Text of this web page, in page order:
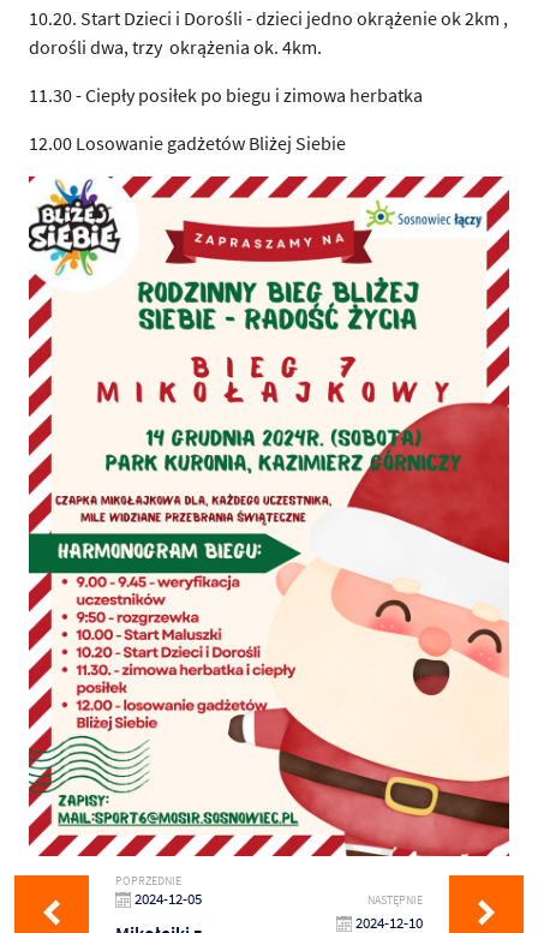
10.20. Start Dzieci i Dorośli - dzieci jedno okrążenie ok 2km ,
dorośli dwa, trzy okrążenia ok. 4km.
11.30 - Ciepły posiłek po biegu i zimowa herbatka
12.00 Losowanie gadżetów Bliżej Siebie
POPRZEDNIE
2024-12-05 NASTĘPNIE
2024-12-10